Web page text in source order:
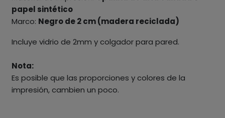
papel sintético
Marco: Negro de 2 cm (madera reciclada)
Incluye vidrio de 2mm y colgador para pared.
Nota:
Es posible que las proporciones y colores de la
impresión, cambien un poco.